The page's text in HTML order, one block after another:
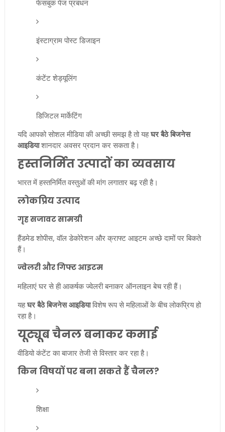
फेसबुक पेज प्रबंधन
इंस्टाग्राम पोस्ट डिजाइन
कंटेंट शेड्यूलिंग
डिजिटल मार्केटिंग
यदि आपको सोशल मीडिया की अच्छी समझ है तो यहघर बैठे बिजनेस
आइडियाशानदार अवसर प्रदान कर सकता है।
हस्तनिर्मित उत्पादों का व्यवसाय
भारत में हस्तनिर्मित वस्तुओं की मांग लगातार बढ़ रही है।
लोकप्रिय उत्पाद
गृह सजावट सामग्री
हैंडमेड शोपीस, वॉल डेकोरेशन और क्राफ्ट आइटम अच्छे दामों पर बिकते
हैं।
ज्वेलरी और गिफ्ट आइटम
महिलाएं घर से ही आकर्षक ज्वेलरी बनाकर ऑनलाइन बेच रही हैं।
यहघर बैठे बिजनेस आइडियाविशेष रूप से महिलाओं के बीच लोकप्रिय हो
रहा है।
यूट्यूब चैनल बनाकर कमाई
वीडियो कंटेंट का बाजार तेजी से विस्तार कर रहा है।
किन विषयों पर बना सकते हैं चैनल?
शिक्षा